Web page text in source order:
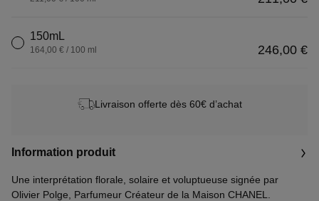
150mL
246,00 €
164,00 € / 100 ml
Livraison offerte dès 60€ d’achat
Information produit
Une interprétation florale, solaire et voluptueuse signée par
Olivier Polge, Parfumeur Créateur de la Maison CHANEL.